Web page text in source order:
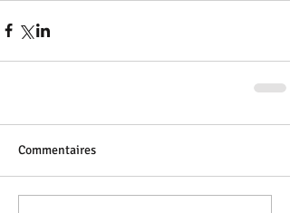
Commentaires